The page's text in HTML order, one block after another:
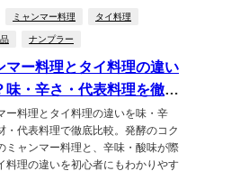
ミャンマー料理 タイ料理
ナンプラー
マー料理とタイ料理の違い
味・辛さ・代表料理を徹底
ー料理とタイ料理の違いを味・辛
・代表料理で徹底比較。発酵のコク
ミャンマー料理と、辛味・酸味が際
料理の違いを初心者にもわかりやす